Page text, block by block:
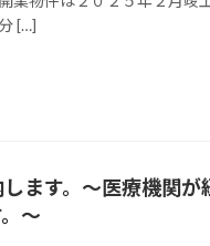
[…]
ます。～医療機関が
～